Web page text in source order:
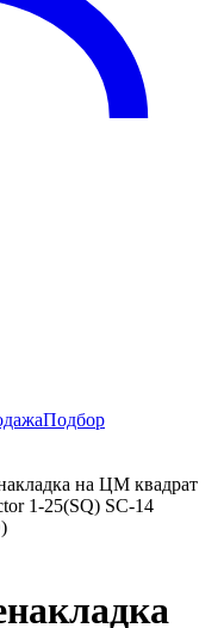
Подбор
на ЦМ квадрат
1-25(SQ) SC-14